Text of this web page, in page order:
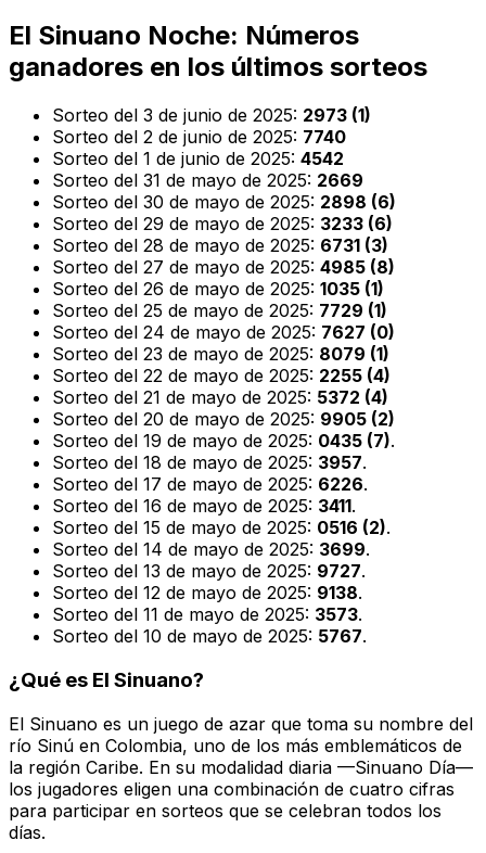
El Sinuano Noche: Números
ganadores en los últimos sorteos
Sorteo del 3 de junio de 2025: 2973 (1)
Sorteo del 2 de junio de 2025: 7740
Sorteo del 1 de junio de 2025: 4542
Sorteo del 31 de mayo de 2025: 2669
Sorteo del 30 de mayo de 2025: 2898 (6)
Sorteo del 29 de mayo de 2025: 3233 (6)
Sorteo del 28 de mayo de 2025: 6731 (3)
Sorteo del 27 de mayo de 2025: 4985 (8)
Sorteo del 26 de mayo de 2025: 1035 (1)
Sorteo del 25 de mayo de 2025: 7729 (1)
Sorteo del 24 de mayo de 2025: 7627 (0)
Sorteo del 23 de mayo de 2025: 8079 (1)
Sorteo del 22 de mayo de 2025: 2255 (4)
Sorteo del 21 de mayo de 2025: 5372 (4)
Sorteo del 20 de mayo de 2025: 9905 (2)
Sorteo del 19 de mayo de 2025: 0435 (7).
Sorteo del 18 de mayo de 2025: 3957.
Sorteo del 17 de mayo de 2025: 6226.
Sorteo del 16 de mayo de 2025: 3411.
Sorteo del 15 de mayo de 2025: 0516 (2).
Sorteo del 14 de mayo de 2025: 3699.
Sorteo del 13 de mayo de 2025: 9727.
Sorteo del 12 de mayo de 2025: 9138.
Sorteo del 11 de mayo de 2025: 3573.
Sorteo del 10 de mayo de 2025: 5767.
¿Qué es El Sinuano?
El Sinuano es un juego de azar que toma su nombre del
río Sinú en Colombia, uno de los más emblemáticos de
la región Caribe. En su modalidad diaria —Sinuano Día—
los jugadores eligen una combinación de cuatro cifras
para participar en sorteos que se celebran todos los
días.